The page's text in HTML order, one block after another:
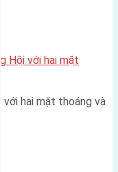
Hội với hai mặt
hai mặt thoáng và